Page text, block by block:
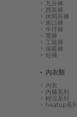
九分褲
西裝褲
休閒長褲
束口褲
牛仔褲
寬褲
工裝褲
保暖褲
短褲
內衣類
內衣
內褲系列
輕涼系列
heatup系列